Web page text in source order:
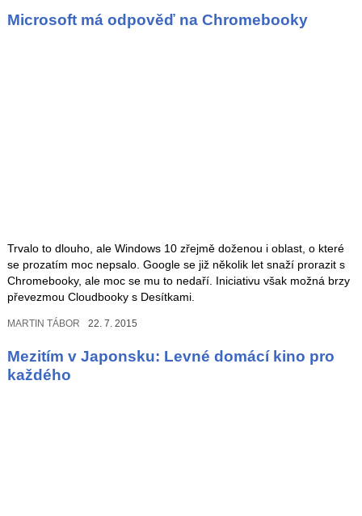
Microsoft má odpověď na Chromebooky
Trvalo to dlouho, ale Windows 10 zřejmě doženou i oblast, o které
se prozatím moc nepsalo. Google se již několik let snaží prorazit s
Chromebooky, ale moc se mu to nedaří. Iniciativu však možná brzy
převezmou Cloudbooky s Desítkami.
MARTIN TÁBOR 22. 7. 2015
Mezitím v Japonsku: Levné domácí kino pro
každého